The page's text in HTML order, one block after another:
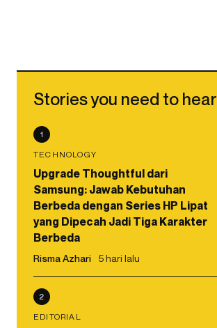
Stories you need to hear
1
TECHNOLOGY
Upgrade Thoughtful dari
Samsung: Jawab Kebutuhan
Berbeda dengan Series HP Lipat
yang Dipecah Jadi Tiga Karakter
Berbeda
Risma Azhari 5 hari lalu
2
EDITORIAL